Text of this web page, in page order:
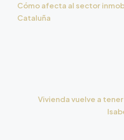
Cómo afecta al sector
Cataluña
Vivienda vuelve a